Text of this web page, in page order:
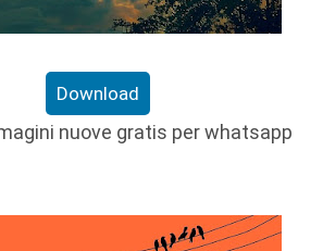
Download
nuove gratis per whatsapp